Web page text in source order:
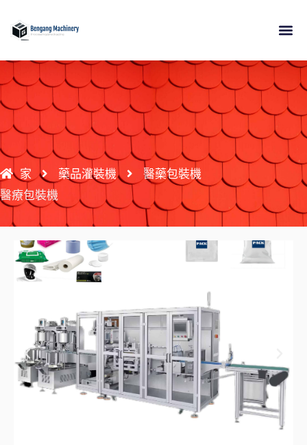
家 藥品灌裝機
醫藥包裝機
醫療包裝機